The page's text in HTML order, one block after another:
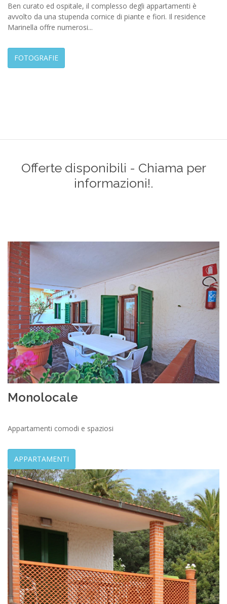
Ben curato ed ospitale, il complesso degli appartamenti è
avvolto da una stupenda cornice di piante e fiori. Il residence
Marinella offre numerosi...
FOTOGRAFIE
Offerte disponibili - Chiama per
informazioni!.
Monolocale
Appartamenti comodi e spaziosi
APPARTAMENTI